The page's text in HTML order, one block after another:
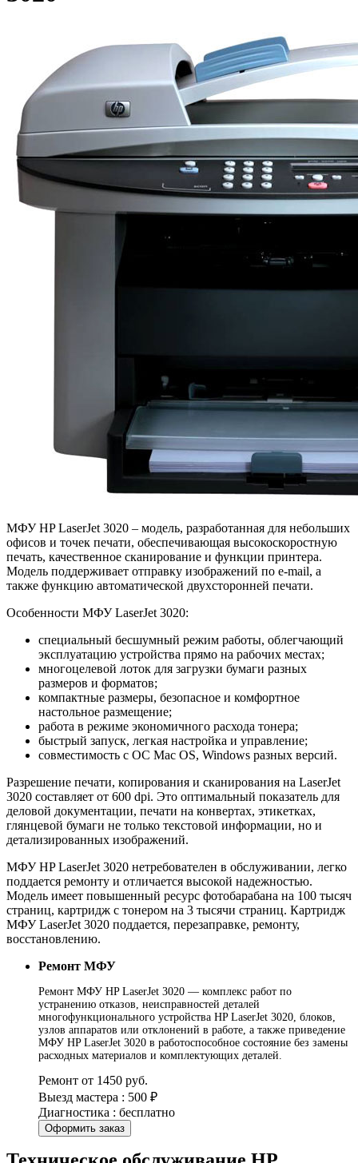
МФУ HP LaserJet 3020 – модель, разработанная для небольших
офисов и точек печати, обеспечивающая высокоскоростную
печать, качественное сканирование и функции принтера.
Модель поддерживает отправку изображений по e-mail, а
также функцию автоматической двухсторонней печати.
Особенности МФУ LaserJet 3020:
специальный бесшумный режим работы, облегчающий
эксплуатацию устройства прямо на рабочих местах;
многоцелевой лоток для загрузки бумаги разных
размеров и форматов;
компактные размеры, безопасное и комфортное
настольное размещение;
работа в режиме экономичного расхода тонера;
быстрый запуск, легкая настройка и управление;
совместимость с ОС Mac OS, Windows разных версий.
Разрешение печати, копирования и сканирования на LaserJet
3020 составляет от 600 dpi. Это оптимальный показатель для
деловой документации, печати на конвертах, этикетках,
глянцевой бумаги не только текстовой информации, но и
детализированных изображений.
МФУ HP LaserJet 3020 нетребователен в обслуживании, легко
поддается ремонту и отличается высокой надежностью.
Модель имеет повышенный ресурс фотобарабана на 100 тысяч
страниц, картридж с тонером на 3 тысячи страниц. Картридж
МФУ LaserJet 3020 поддается, перезаправке, ремонту,
восстановлению.
Ремонт МФУ
Ремонт МФУ HP LaserJet 3020 — комплекс работ по
устранению отказов, неисправностей деталей
многофункционального устройства HP LaserJet 3020, блоков,
узлов аппаратов или отклонений в работе, а также приведение
МФУ HP LaserJet 3020 в работоспособное состояние без замены
расходных материалов и комплектующих деталей.
Ремонт от 1450 руб.
Выезд мастера : 500 ₽
Диагностика : бесплатно
Оформить заказ